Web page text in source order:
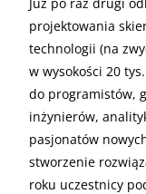
projektowania
technologii (na
w wysokości 20
do programistów,
inżynierów,
pasjonatów
stworzenie
roku uczestnicy